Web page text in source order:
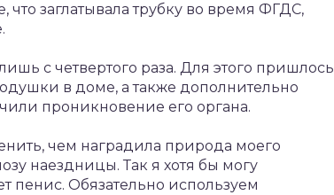
заглатывала трубку во время ФГДС,
с четвертого раза. Для этого пришлось
в доме, а также дополнительно
проникновение его органа.
чем наградила природа моего
наездницы. Так я хотя бы могу
пенис. Обязательно используем